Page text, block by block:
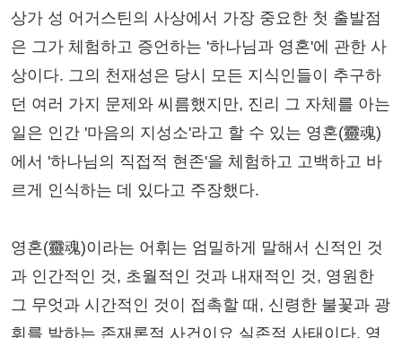
상가 성 어거스틴의 사상에서 가장 중요한 첫 출발점
은 그가 체험하고 증언하는 '하나님과 영혼'에 관한 사
상이다. 그의 천재성은 당시 모든 지식인들이 추구하
던 여러 가지 문제와 씨름했지만, 진리 그 자체를 아는
일은 인간 '마음의 지성소'라고 할 수 있는 영혼(靈魂)
에서 '하나님의 직접적 현존'을 체험하고 고백하고 바
르게 인식하는 데 있다고 주장했다.
영혼(靈魂)이라는 어휘는 엄밀하게 말해서 신적인 것
과 인간적인 것, 초월적인 것과 내재적인 것, 영원한
그 무엇과 시간적인 것이 접촉할 때, 신령한 불꽃과 광
휘를 발하는 존재론적 사건이요 실존적 사태이다. 영